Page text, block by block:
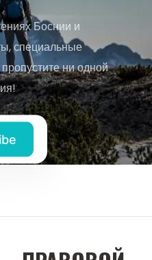
Боснии и
специальные
ни одной